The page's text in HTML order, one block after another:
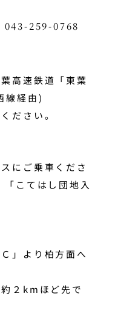
259-0768
高速鉄道「東葉
線経由)
ださい。
にご乗車くださ
こてはし団地入
」より柏方面へ
２kmほど先で